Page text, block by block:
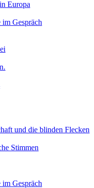
Europa
Gespräch
und die blinden Flecken
Stimmen
Gespräch